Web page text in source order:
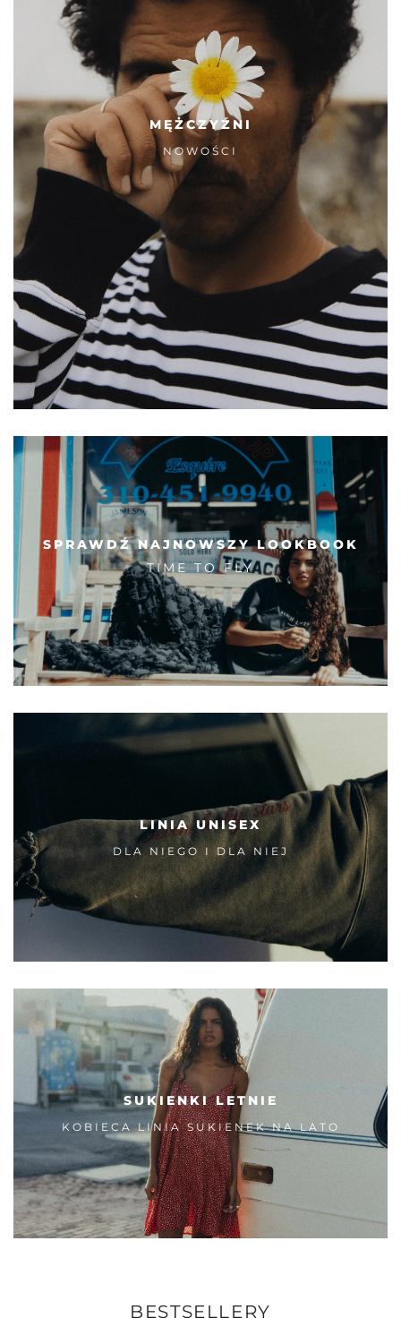
MĘŻCZYŹNI
NOWOŚCI
SPRAWDŹ NAJNOWSZY LOOKBOOK
TIME TO FLY
LINIA UNISEX
DLA NIEGO I DLA NIEJ
SUKIENKI LETNIE
KOBIECA LINIA SUKIENEK NA LATO
BESTSELLERY